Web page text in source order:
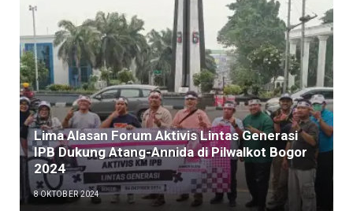
Lima Alasan Forum Aktivis Lintas Generasi
IPB Dukung Atang-Annida di Pilwalkot Bogor
2024
8 OKTOBER 2024